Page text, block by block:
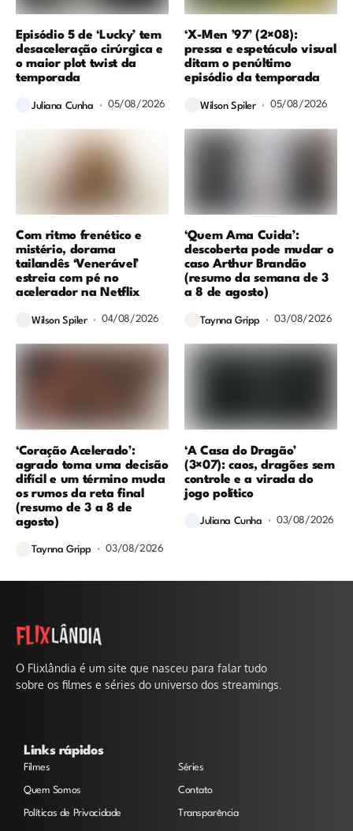
Episódio 5 de ‘Lucky’ tem
desaceleração cirúrgica e
o maior plot twist da
temporada
Juliana Cunha 05/08/2026
‘X-Men ’97’ (2×08):
pressa e espetáculo visual
ditam o penúltimo
episódio da temporada
Wilson Spiler 05/08/2026
Com ritmo frenético e
mistério, dorama
tailandês ‘Venerável’
estreia com pé no
acelerador na Netflix
Wilson Spiler 04/08/2026
‘Quem Ama Cuida’:
descoberta pode mudar o
caso Arthur Brandão
(resumo da semana de 3
a 8 de agosto)
Taynna Gripp 03/08/2026
‘Coração Acelerado’:
agrado toma uma decisão
difícil e um término muda
os rumos da reta final
(resumo de 3 a 8 de
agosto)
Taynna Gripp 03/08/2026
‘A Casa do Dragão’
(3×07): caos, dragões sem
controle e a virada do
jogo político
Juliana Cunha 03/08/2026
O Flixlândia é um site que nasceu para falar tudo
sobre os filmes e séries do universo dos streamings.
Links rápidos
Filmes Séries
Quem Somos Contato
Políticas de Privacidade Transparência